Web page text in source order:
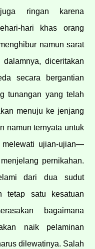
ringan karena
hari khas orang
namun sarat
diceritakan
secara bergantian
tunangan yang telah
menuju ke jenjang
namun ternyata untuk
ujian-ujian—
pernikahan.
dari dua sudut
tetap satu kesatuan
bagaimana
naik pelaminan
dilewatinya. Salah